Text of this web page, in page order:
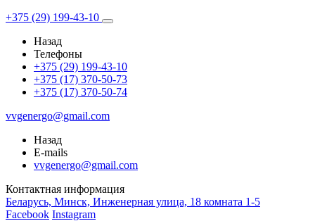
+375 (29) 199-43-10
Назад
Телефоны
+375 (29) 199-43-10
+375 (17) 370-50-73
+375 (17) 370-50-74
vvgenergo@gmail.com
Назад
E-mails
vvgenergo@gmail.com
Контактная информация
Беларусь, Минск, Инженерная улица, 18 комната 1-5
Facebook Instagram